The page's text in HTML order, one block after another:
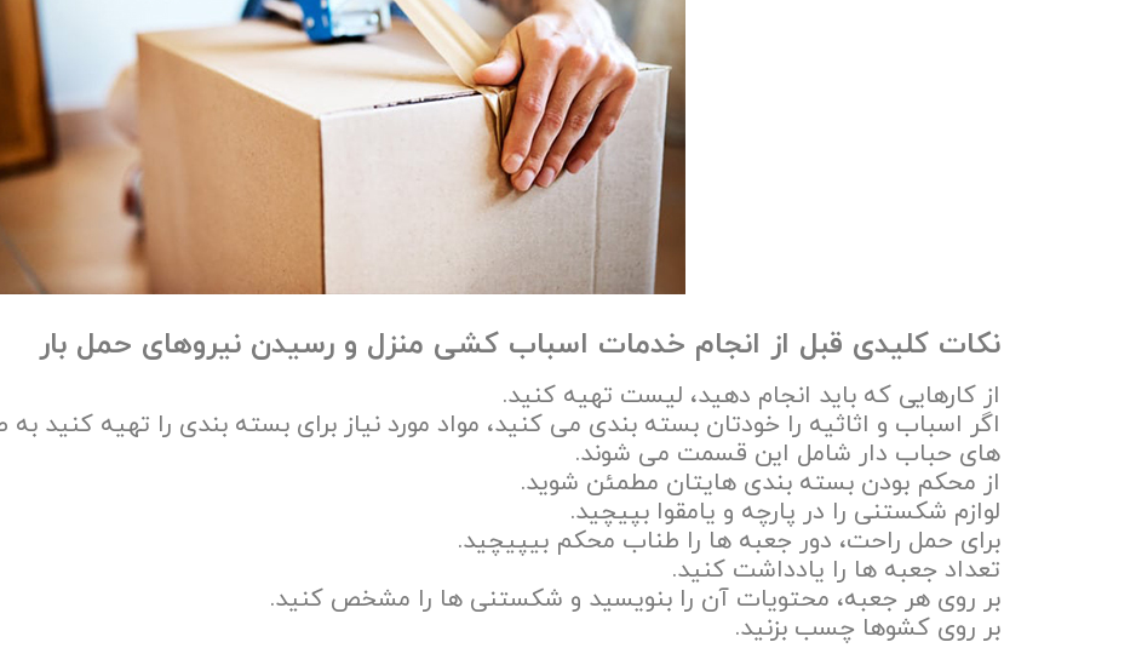
نکات کلیدی قبل از انجام خدمات اسباب کشی منزل و رسیدن نیروهای حمل بار
از کارهایی که باید انجام دهید، لیست تهیه کنید.
اگر اسباب و اثاثیه را خودتان بسته بندی می کنید، مواد مورد نیاز برای بسته بندی را تهیه
های حباب دار شامل این قسمت می شوند.
از محکم بودن بسته بندی هایتان مطمئن شوید.
لوازم شکستنی را در پارچه و یامقوا بپیچید.
برای حمل راحت، دور جعبه ها را طناب محکم بیپیچید.
تعداد جعبه ها را یادداشت کنید.
بر روی هر جعبه، محتویات آن را بنویسید و شکستنی ها را مشخص کنید.
بر روی کشوها چسب بزنید.